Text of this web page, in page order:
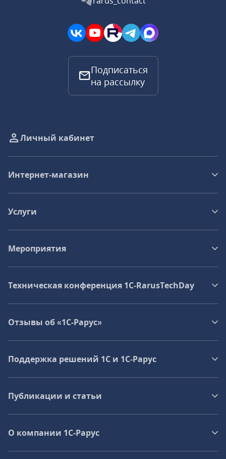
Подписаться
на рассылку
Личный кабинет
Интернет-магазин
Услуги
Мероприятия
Техническая конференция 1C‑RarusTechDay
Отзывы об «1С-Рарус»
Поддержка решений 1С и 1С‑Рарус
Публикации и статьи
О компании 1C-Рарус